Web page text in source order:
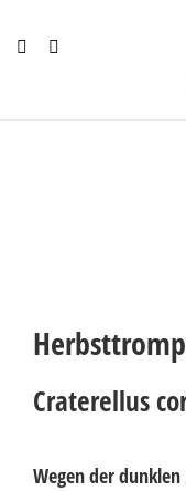
Infos
Über mich
Craterellus
Wegen der dunklen